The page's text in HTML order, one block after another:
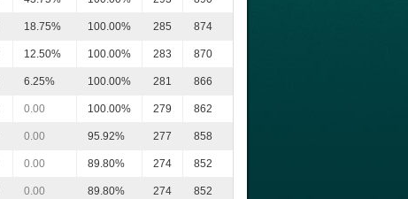
18.75% 100.00% 285 874
12.50% 100.00% 283 870
6.25% 100.00% 281 866
0.00 100.00% 279 862
0.00 95.92% 277 858
0.00 89.80% 274 852
0.00 89.80% 274 852